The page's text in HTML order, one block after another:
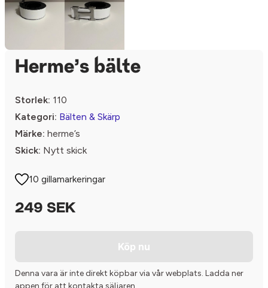
Herme’s bälte
Storlek: 110
Kategori: Bälten & Skärp
Märke: herme’s
Skick: Nytt skick
10 gillamarkeringar
249 SEK
Köp nu
Denna vara är inte direkt köpbar via vår webplats. Ladda ner
appen för att kontakta säljaren